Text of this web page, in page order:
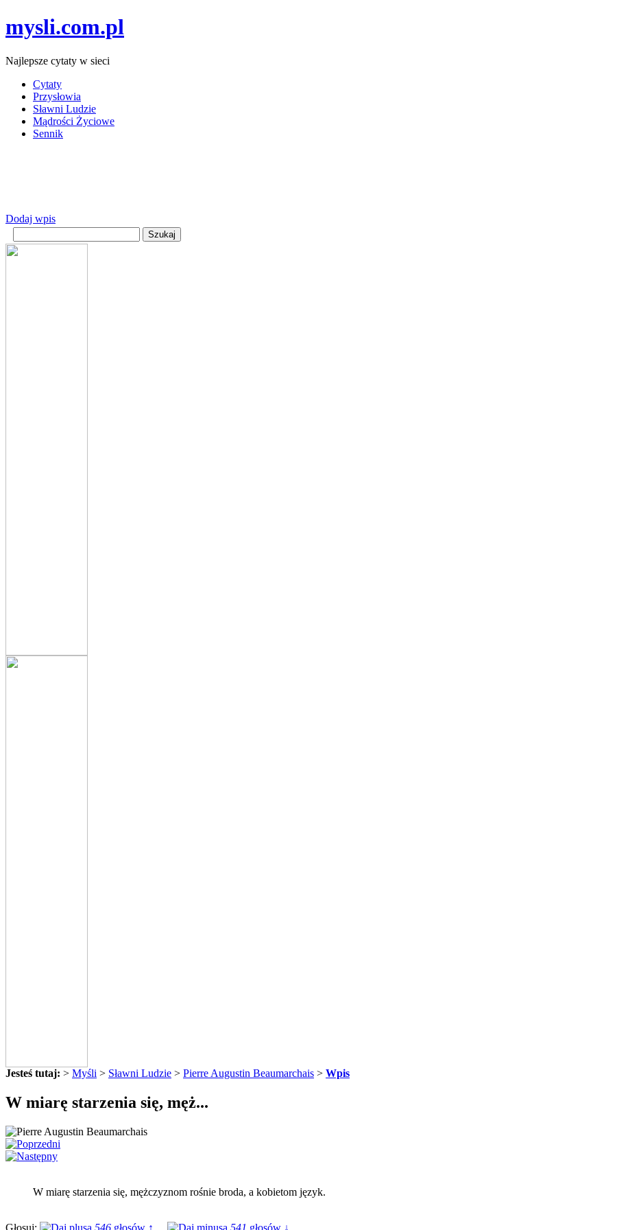
mysli.com.pl
Najlepsze cytaty w sieci
Cytaty
Przysłowia
Sławni Ludzie
Mądrości Życiowe
Sennik
Dodaj wpis
Jesteś tutaj: > Myśli > Sławni Ludzie > Pierre Augustin Beaumarchais > Wpis
W miarę starzenia się, męż...
W miarę starzenia się, mężczyznom rośnie broda, a kobietom język.
Głosuj: 546 głosów ↑ 541 głosów ↓